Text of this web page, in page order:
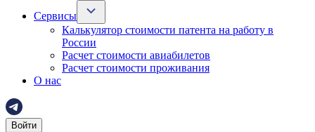
Сервисы
Калькулятор стоимости патента на работу в
России
Расчет стоимости авиабилетов
Расчет стоимости проживания
О нас
Войти